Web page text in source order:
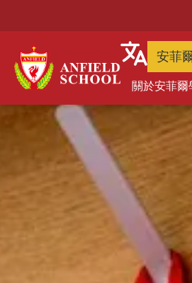
安菲
關於安菲爾